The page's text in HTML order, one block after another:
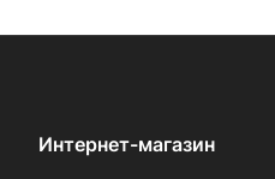
Интернет-магазин